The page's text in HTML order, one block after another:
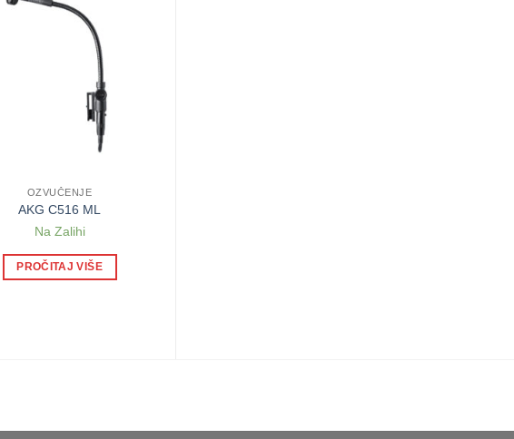
OZVUČENJE
AKG C516 ML
Na Zalihi
PROČITAJ VIŠE